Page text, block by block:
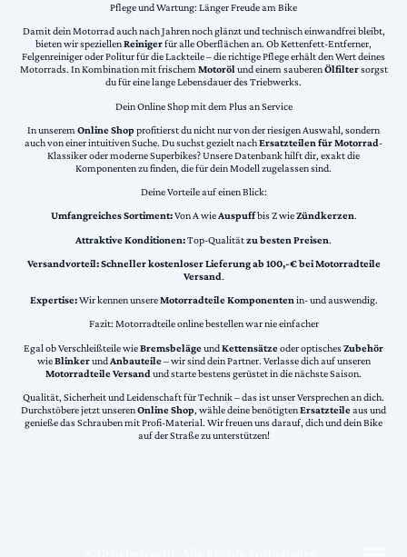
Pflege und Wartung: Länger Freude am Bike
Damit dein Motorrad auch nach Jahren noch glänzt und technisch einwandfrei bleibt,
bieten wir speziellenReinigerfür alle Oberflächen an. Ob Kettenfett-Entferner,
Felgenreiniger oder Politur für die Lackteile – die richtige Pflege erhält den Wert deines
Motorrads. In Kombination mit frischemMotorölund einem sauberenÖlfiltersorgst
du für eine lange Lebensdauer des Triebwerks.
Dein Online Shop mit dem Plus an Service
In unserem Online Shopprofitierst du nicht nur von der riesigen Auswahl, sondern
auch von einer intuitiven Suche. Du suchst gezielt nachErsatzteilen für Motorrad-
Klassiker oder moderne Superbikes? Unsere Datenbank hilft dir, exakt die
Komponenten zu finden, die für dein Modell zugelassen sind.
Deine Vorteile auf einen Blick:
Umfangreiches Sortiment:Von A wieAuspuffbis Z wieZündkerzen.
Attraktive Konditionen:Top-Qualitätzu besten Preisen.
Versandvorteil:Schneller kostenloser Lieferung ab 100,-€ bei Motorradteile
Versand.
Expertise:Wir kennen unsereMotorradteile Komponentenin- und auswendig.
Fazit: Motorradteile online bestellen war nie einfacher
Egal ob Verschleißteile wieBremsbelägeundKettensätzeoder optischesZubehör
wieBlinkerundAnbauteile– wir sind dein Partner. Verlasse dich auf unseren
Motorradteile Versand und starte bestens gerüstet in die nächste Saison.
Qualität, Sicherheit und Leidenschaft für Technik – das ist unser Versprechen an dich.
Durchstöbere jetzt unserenOnline Shop, wähle deine benötigtenErsatzteileaus und
genieße das Schrauben mit Profi-Material. Wir freuen uns darauf, dich und dein Bike
auf der Straße zu unterstützen!